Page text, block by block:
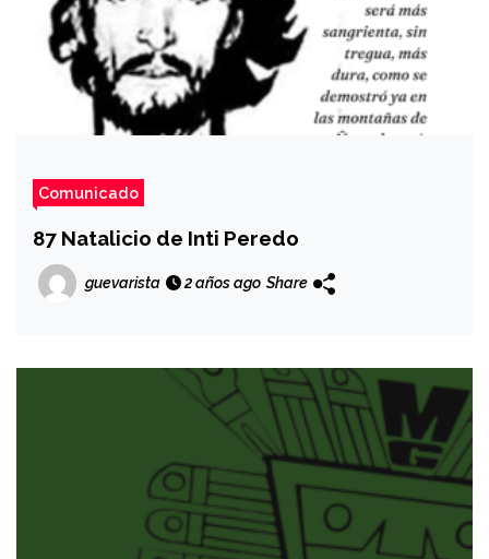
Comunicado
87 Natalicio de Inti Peredo
guevarista 2 años ago Share